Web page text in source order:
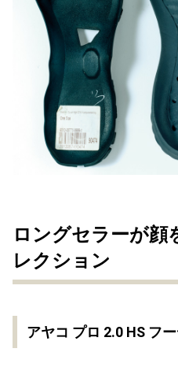
ロングセラーが顔
レクション
アヤコ プロ 2.0 HS フ